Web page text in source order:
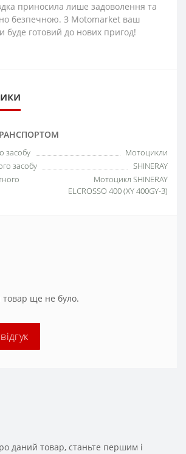
приносила лише задоволення та
безпечною. З Motomarket ваш
буде готовий до нових пригод!
засобу
Мотоцикли
засобу
SHINERAY
Мотоцикл SHINERAY
ELCROSSO 400 (XY 400GY-3)
товар ще не було.
даний товар, станьте першим і